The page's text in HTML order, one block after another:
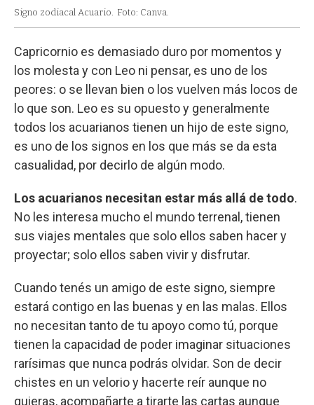
Signo zodiacal Acuario. Foto: Canva.
Capricornio es demasiado duro por momentos y
los molesta y con Leo ni pensar, es uno de los
peores: o se llevan bien o los vuelven más locos de
lo que son. Leo es su opuesto y generalmente
todos los acuarianos tienen un hijo de este signo,
es uno de los signos en los que más se da esta
casualidad, por decirlo de algún modo.
Los acuarianos necesitan estar más allá de todo.
No les interesa mucho el mundo terrenal, tienen
sus viajes mentales que solo ellos saben hacer y
proyectar; solo ellos saben vivir y disfrutar.
Cuando tenés un amigo de este signo, siempre
estará contigo en las buenas y en las malas. Ellos
no necesitan tanto de tu apoyo como tú, porque
tienen la capacidad de poder imaginar situaciones
rarísimas que nunca podrás olvidar. Son de decir
chistes en un velorio y hacerte reír aunque no
quieras, acompañarte a tirarte las cartas aunque